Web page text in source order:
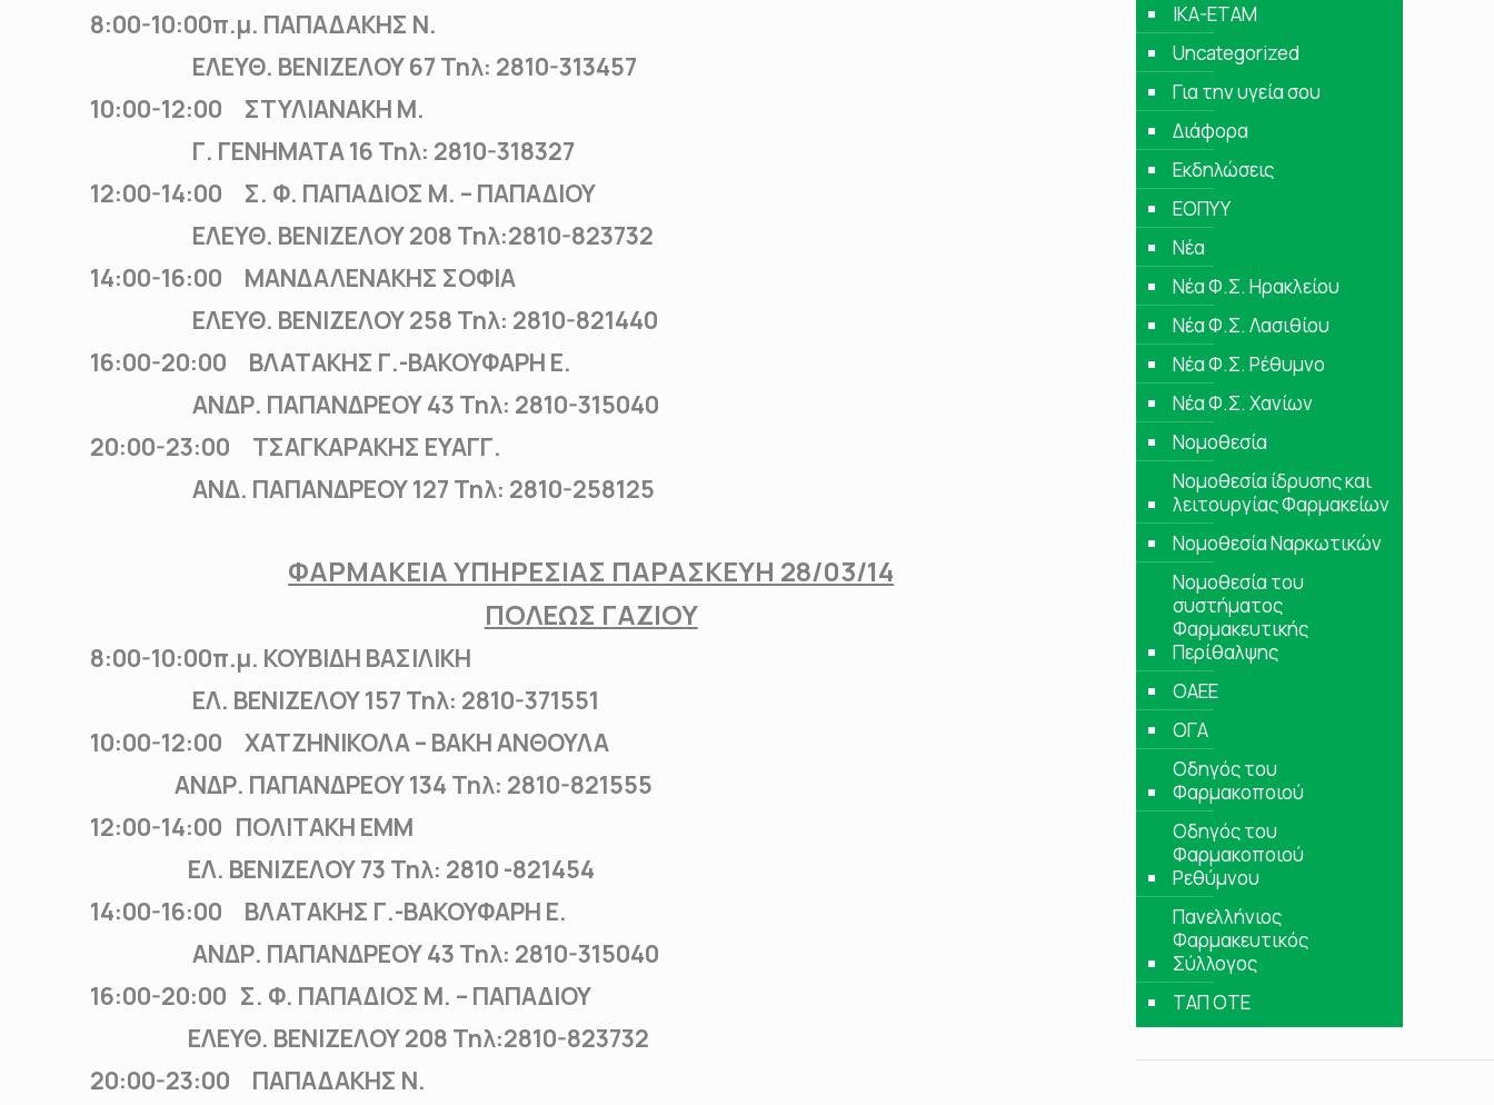
8:00-10:00π.μ. ΠΑΠΑΔΑΚΗΣ Ν.
ΕΛΕΥΘ. ΒΕΝΙΖΕΛΟΥ 67 Τηλ: 2810-313457
10:00-12:00 ΣΤΥΛΙΑΝΑΚΗ Μ.
Γ. ΓΕΝΗΜΑΤΑ 16 Τηλ: 2810-318327
12:00-14:00 Σ. Φ. ΠΑΠΑΔΙΟΣ Μ. – ΠΑΠΑΔΙΟΥ
ΕΛΕΥΘ. ΒΕΝΙΖΕΛΟΥ 208 Τηλ:2810-823732
14:00-16:00 ΜΑΝΔΑΛΕΝΑΚΗΣ ΣΟΦΙΑ
ΕΛΕΥΘ. ΒΕΝΙΖΕΛΟΥ 258 Τηλ: 2810-821440
16:00-20:00 ΒΛΑΤΑΚΗΣ Γ.-ΒΑΚΟΥΦΑΡΗ Ε.
ΑΝΔΡ. ΠΑΠΑΝΔΡΕΟΥ 43 Τηλ: 2810-315040
20:00-23:00 ΤΣΑΓΚΑΡΑΚΗΣ ΕΥΑΓΓ.
ΑΝΔ. ΠΑΠΑΝΔΡΕΟΥ 127 Τηλ: 2810-258125
ΦΑΡΜΑΚΕΙΑ ΥΠΗΡΕΣΙΑΣ ΠΑΡΑΣΚΕΥΗ 28/03/14
ΠΟΛΕΩΣ ΓΑΖΙΟΥ
8:00-10:00π.μ. ΚΟΥΒΙΔΗ ΒΑΣΙΛΙΚΗ
ΕΛ. ΒΕΝΙΖΕΛΟΥ 157 Τηλ: 2810-371551
10:00-12:00 ΧΑΤΖΗΝΙΚΟΛΑ – ΒΑΚΗ ΑΝΘΟΥΛΑ
ΑΝΔΡ. ΠΑΠΑΝΔΡΕΟΥ 134 Τηλ: 2810-821555
12:00-14:00 ΠΟΛΙΤΑΚΗ ΕΜΜ
ΕΛ. ΒΕΝΙΖΕΛΟΥ 73 Τηλ: 2810 -821454
14:00-16:00 ΒΛΑΤΑΚΗΣ Γ.-ΒΑΚΟΥΦΑΡΗ Ε.
ΑΝΔΡ. ΠΑΠΑΝΔΡΕΟΥ 43 Τηλ: 2810-315040
16:00-20:00 Σ. Φ. ΠΑΠΑΔΙΟΣ Μ. – ΠΑΠΑΔΙΟΥ
ΕΛΕΥΘ. ΒΕΝΙΖΕΛΟΥ 208 Τηλ:2810-823732
20:00-23:00 ΠΑΠΑΔΑΚΗΣ Ν.
IKA-ETAM
Uncategorized
Για την υγεία σου
Διάφορα
Εκδηλώσεις
ΕΟΠΥΥ
Νέα
Νέα Φ.Σ. Ηρακλείου
Νέα Φ.Σ. Λασιθίου
Νέα Φ.Σ. Ρέθυμνο
Νέα Φ.Σ. Χανίων
Νομοθεσία
Νομοθεσία ίδρυσης και
λειτουργίας Φαρμακείων
Νομοθεσία Ναρκωτικών
Νομοθεσία του
συστήματος
Φαρμακευτικής
Περίθαλψης
ΟΑΕΕ
ΟΓΑ
Οδηγός του
Φαρμακοποιού
Οδηγός του
Φαρμακοποιού
Ρεθύμνου
Πανελλήνιος
Φαρμακευτικός
Σύλλογος
ΤΑΠ ΟΤΕ